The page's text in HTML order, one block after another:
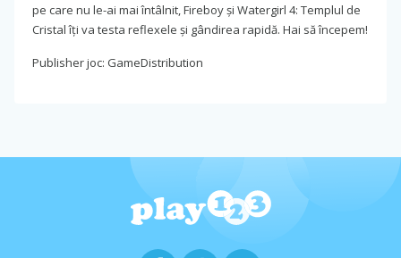
pe care nu le-ai mai întâlnit, Fireboy și Watergirl 4: Templul de
Cristal îți va testa reflexele și gândirea rapidă. Hai să începem!
Publisher joc: GameDistribution